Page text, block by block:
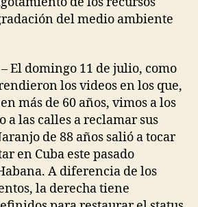
del medio ambiente
El domingo 11 de julio, como
los videos en los que,
más de 60 años, vimos a los
a las calles a reclamar sus
de 88 años salió a tocar
en Cuba este pasado
A diferencia de los
la derecha tiene